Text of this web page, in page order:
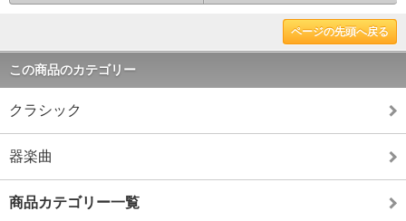
ページの先頭へ戻る
この商品のカテゴリー
クラシック
器楽曲
商品カテゴリー一覧